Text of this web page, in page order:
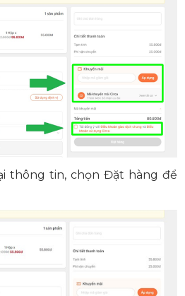
thông tin, chọn Đặt hàng để